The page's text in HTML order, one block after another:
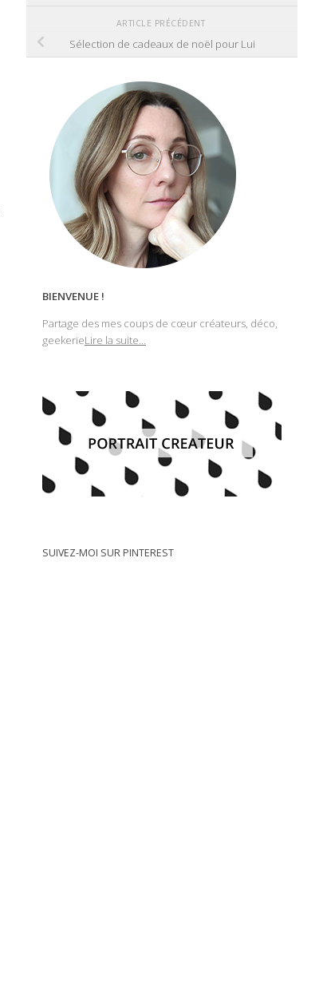
ARTICLE PRÉCÉDENT
Sélection de cadeaux de noël pour Lui
BIENVENUE !
Partage des mes coups de cœur créateurs, déco,
geekerieLire la suite...
SUIVEZ-MOI SUR PINTEREST